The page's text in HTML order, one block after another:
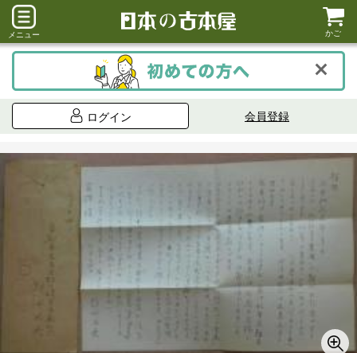
メニュー かご
ログイン 会員登録